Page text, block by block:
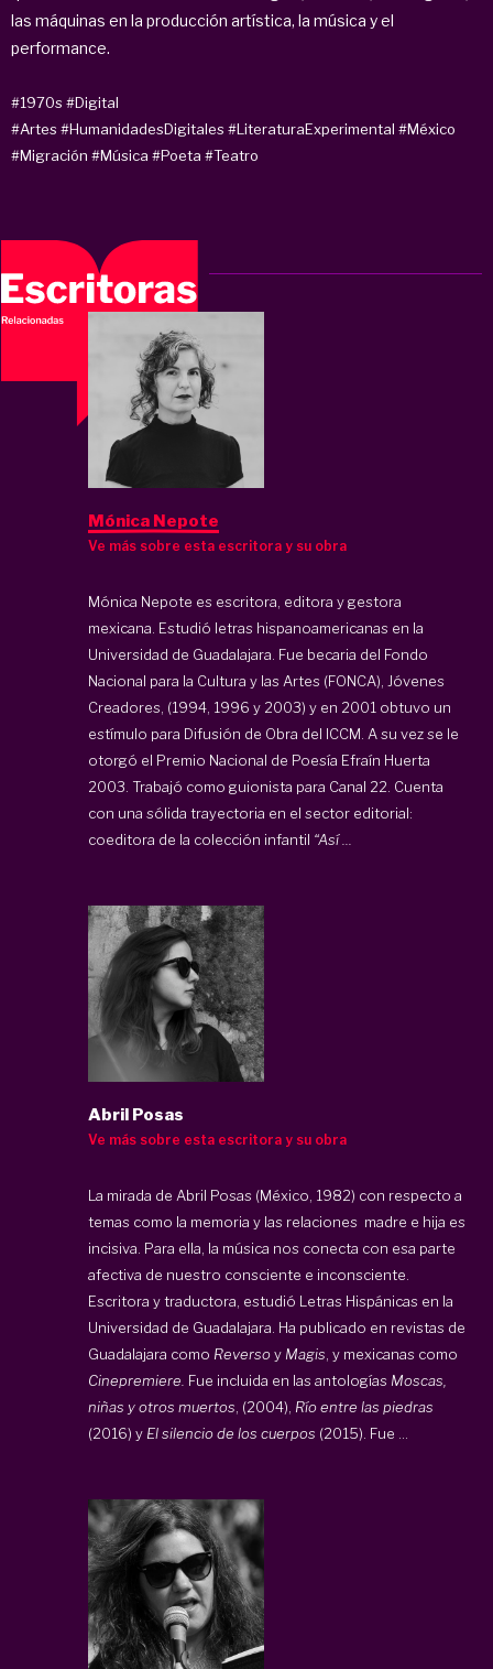
las máquinas en la producción artística, la música y el
performance.
#1970s #Digital
#Artes #HumanidadesDigitales #LiteraturaExperimental #México
#Migración #Música #Poeta #Teatro
Mónica Nepote
Ve más sobre esta escritora y su obra
Mónica Nepote es escritora, editora y gestora
mexicana. Estudió letras hispanoamericanas en la
Universidad de Guadalajara. Fue becaria del Fondo
Nacional para la Cultura y las Artes (FONCA), Jóvenes
Creadores, (1994, 1996 y 2003) y en 2001 obtuvo un
estímulo para Difusión de Obra del ICCM. A su vez se le
otorgó el Premio Nacional de Poesía Efraín Huerta
2003. Trabajó como guionista para Canal 22. Cuenta
con una sólida trayectoria en el sector editorial:
coeditora de la colección infantil “Así ...
Abril Posas
Ve más sobre esta escritora y su obra
La mirada de Abril Posas (México, 1982) con respecto a
temas como la memoria y las relaciones madre e hija es
incisiva. Para ella, la música nos conecta con esa parte
afectiva de nuestro consciente e inconsciente.
Escritora y traductora, estudió Letras Hispánicas en la
Universidad de Guadalajara. Ha publicado en revistas de
Guadalajara como Reversoy Magis , y mexicanas como
Cinepremiere. Fue incluida en las antologías Moscas,
niñas y otros muertos , (2004), Río entre las piedras
(2016) y El silencio de los cuerpos (2015). Fue ...